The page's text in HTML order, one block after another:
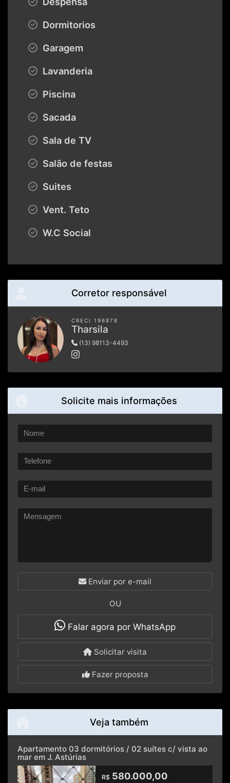
Dormitorios
Garagem
Lavanderia
Piscina
Sacada
Sala de TV
Salão de festas
Suites
Vent. Teto
W.C Social
Corretor responsável
CRECI 196878
Tharsila
(13) 98113-4493
Solicite mais informações
Enviar por e-mail
OU
Falar agora por WhatsApp
Solicitar visita
Fazer proposta
Veja também
Apartamento 03 dormitórios / 02 suítes c/ vista ao
mar em J. Astúrias
R$ 580.000,00